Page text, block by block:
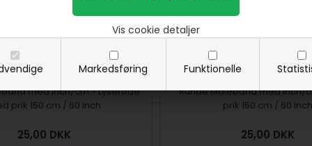
Markedsføring Funktionelle
Vis cookie detaljer
med Inch/cm - Lyserøde
prik 150 cm / 60 inch
25,00 DKK
Runde Målebånd med Inch/
prik 150 cm / 60 inch
25,00 DKK